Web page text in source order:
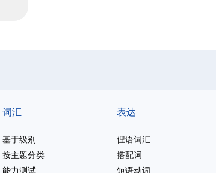
词汇
基于级别
按主题分类
能力测试
表达
俚语词汇
搭配词
短语动词